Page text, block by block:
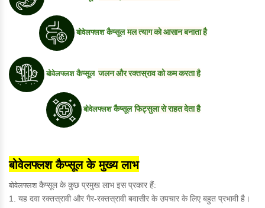
बोवेलफ्लश कैप्सूलमल त्याग को आसान बनाता है
बोवेलफ्लश कैप्सूल जलन और रक्तस्राव को कम करता है
बोवेलफ्लश कैप्सूलफिट्सुला से राहत देता है
बोवेलफ्लश कैप्सूलकेमुख्य लाभ
बोवेलफ्लश कैप्सूल के कुछ प्रमुख लाभ इस प्रकार हैं:
यह दवा रक्तस्रावी और गैर-रक्तस्रावी बवासीर के उपचार के लिए बहुत प्रभावी है।